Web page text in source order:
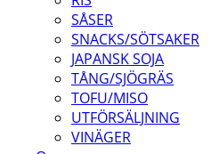
SÅSER
SNACKS/SÖTSAKER
JAPANSK SOJA
TÅNG/SJÖGRÄS
TOFU/MISO
UTFÖRSÄLJNING
VINÄGER